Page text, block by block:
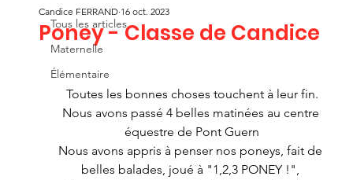
Tous les articles
Maternelle
Élémentaire
Poney - Classe de Candice
Candice FERRAND 16 oct. 2023
Toutes les bonnes choses touchent à leur fin.
Nous avons passé 4 belles matinées au centre
équestre de Pont Guern
Nous avons appris à penser nos poneys, fait de
belles balades, joué à "1,2,3 PONEY !",